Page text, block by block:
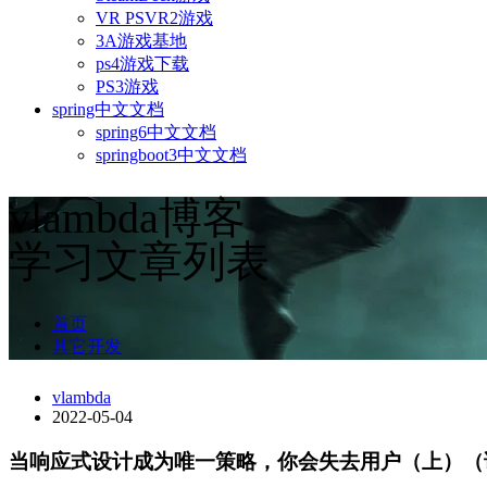
VR PSVR2游戏
3A游戏基地
ps4游戏下载
PS3游戏
spring中文文档
spring6中文文档
springboot3中文文档
vlambda博客
学习文章列表
首页
其它开发
vlambda
2022-05-04
当响应式设计成为唯一策略，你会失去用户（上）